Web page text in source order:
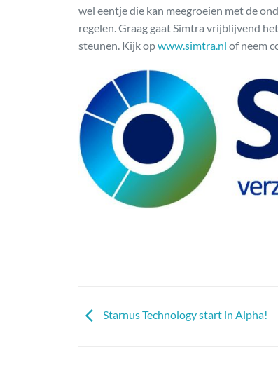
wel eentje die kan meegroeien met de
regelen. Graag gaat Simtra vrijblijvend
steunen. Kijk opwww.simtra.nl of neem
Starnus Technology start in Alpha!